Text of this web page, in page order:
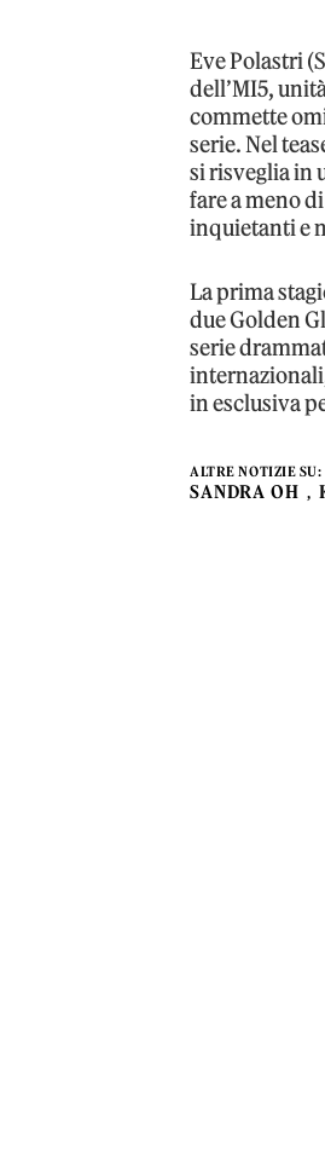
Eve Polastri
dell’MI5,
commette
serie. Nel
si risveglia in
fare a meno
inquietanti e
La prima
due Golden
serie
in esclusiva
ALTRE NOTIZIE SU:
SANDRA OH